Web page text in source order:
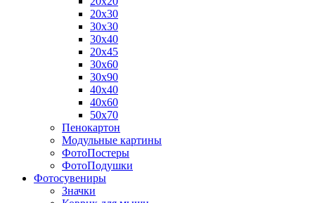
20х30
30х30
30х40
20х45
30х60
30х90
40х40
40х60
50х70
Пенокартон
Модульные картины
ФотоПостеры
ФотоПодушки
Фотоcувениры
Значки